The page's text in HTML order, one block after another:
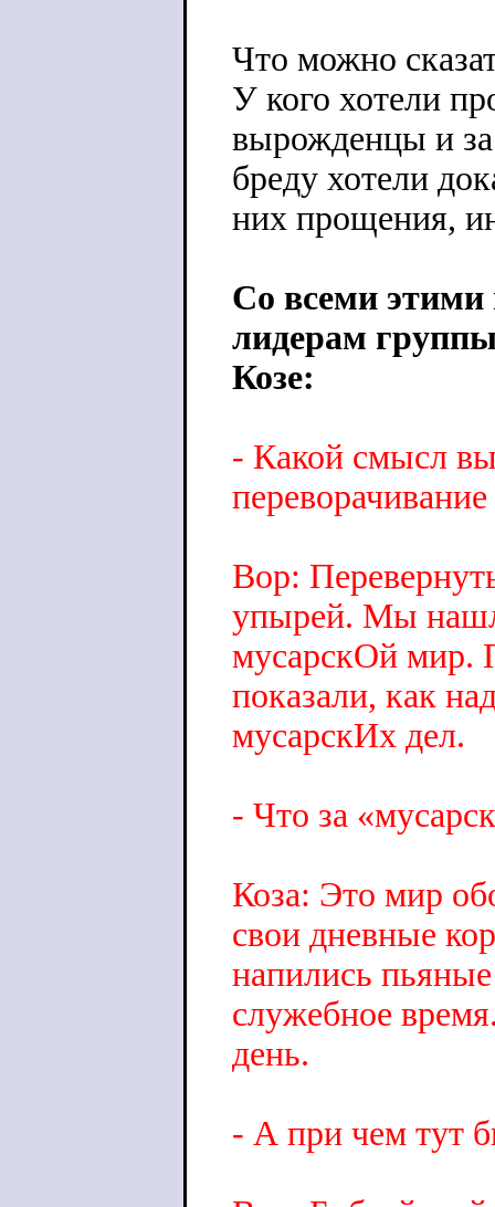
Что можно
У кого хотели
вырожденцы и
бреду хотели
них прощения,
Со всеми
лидерам
Козе:
- Какой смысл
Вор:
упырей. Мы
мусарскОй мир.
показали, как
мусарскИх дел.
- Что за
Коза: Это мир
свои дневные
напились
служебное
день.
- А при чем тут